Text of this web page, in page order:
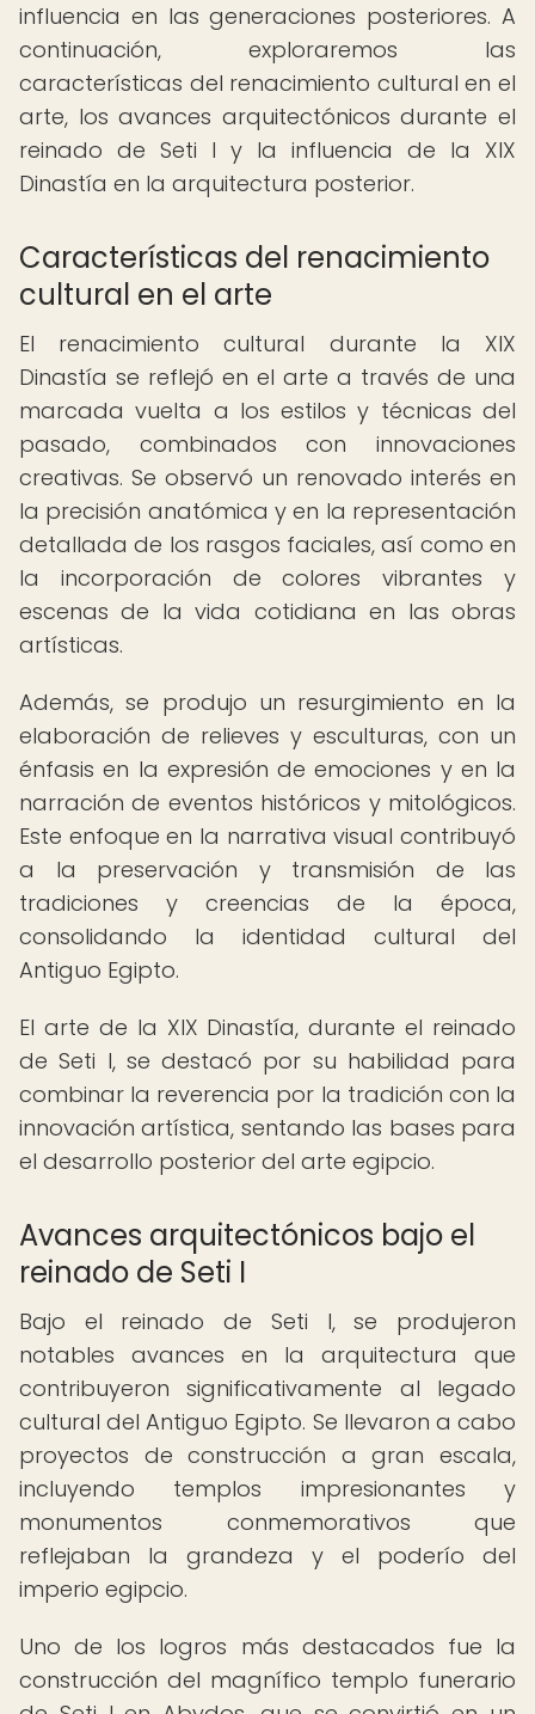
influencia en las generaciones posteriores. A
continuación, exploraremos las
características del renacimiento cultural en el
arte, los avances arquitectónicos durante el
reinado de Seti I y la influencia de la XIX
Dinastía en la arquitectura posterior.
Características del renacimiento
cultural en el arte
El renacimiento cultural durante la XIX
Dinastía se reflejó en el arte a través de una
marcada vuelta a los estilos y técnicas del
pasado, combinados con innovaciones
creativas. Se observó un renovado interés en
la precisión anatómica y en la representación
detallada de los rasgos faciales, así como en
la incorporación de colores vibrantes y
escenas de la vida cotidiana en las obras
artísticas.
Además, se produjo un resurgimiento en la
elaboración de relieves y esculturas, con un
énfasis en la expresión de emociones y en la
narración de eventos históricos y mitológicos.
Este enfoque en la narrativa visual contribuyó
a la preservación y transmisión de las
tradiciones y creencias de la época,
consolidando la identidad cultural del
Antiguo Egipto.
El arte de la XIX Dinastía, durante el reinado
de Seti I, se destacó por su habilidad para
combinar la reverencia por la tradición con la
innovación artística, sentando las bases para
el desarrollo posterior del arte egipcio.
Avances arquitectónicos bajo el
reinado de Seti I
Bajo el reinado de Seti I, se produjeron
notables avances en la arquitectura que
contribuyeron significativamente al legado
cultural del Antiguo Egipto. Se llevaron a cabo
proyectos de construcción a gran escala,
incluyendo templos impresionantes y
monumentos conmemorativos que
reflejaban la grandeza y el poderío del
imperio egipcio.
Uno de los logros más destacados fue la
construcción del magnífico templo funerario